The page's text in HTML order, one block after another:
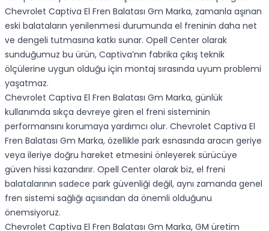
Chevrolet Captiva El Fren Balatası Gm Marka, zamanla aşınan
eski balataların yenilenmesi durumunda el freninin daha net
ve dengeli tutmasına katkı sunar. Opell Center olarak
sunduğumuz bu ürün, Captiva’nın fabrika çıkış teknik
ölçülerine uygun olduğu için montaj sırasında uyum problemi
yaşatmaz.
Chevrolet Captiva El Fren Balatası Gm Marka, günlük
kullanımda sıkça devreye giren el freni sisteminin
performansını korumaya yardımcı olur. Chevrolet Captiva El
Fren Balatası Gm Marka, özellikle park esnasında aracın geriye
veya ileriye doğru hareket etmesini önleyerek sürücüye
güven hissi kazandırır. Opell Center olarak biz, el freni
balatalarının sadece park güvenliği değil, aynı zamanda genel
fren sistemi sağlığı açısından da önemli olduğunu
önemsiyoruz.
Chevrolet Captiva El Fren Balatası Gm Marka, GM üretim